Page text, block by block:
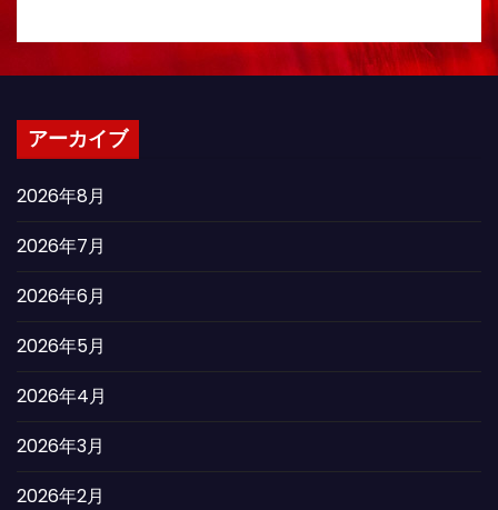
アーカイブ
2026年8月
2026年7月
2026年6月
2026年5月
2026年4月
2026年3月
2026年2月